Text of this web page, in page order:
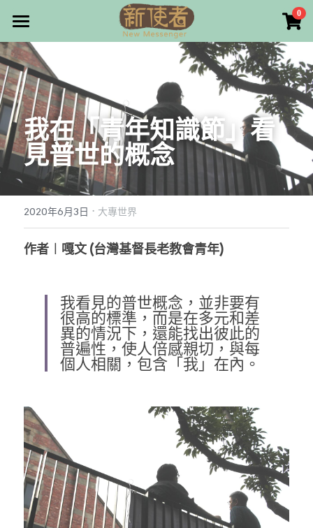
0
最新消息
關於我們
雜誌目錄
雜誌專欄
最新文章
編者的話
本期主題
台灣教會人物檔案
乘著夢想去旅行
成長部落格
解惑之窗
母語葡萄園
神學淺說
畫話人生
寫寫畫畫
漫畫
訂購/奉獻/廣告刊登
好站連結
搜索
我在「青年知識節」看
見普世的概念
2020年6月3日 · 大專世界
作者︱嘎文 (台灣基督長老教會青年)
我看見的普世概念，並非要有
很高的標準，而是在多元和差
異的情況下，還能找出彼此的
普遍性，使人倍感親切，與每
個人相關，包含「我」在內。
×
商品分類
所有商品分類